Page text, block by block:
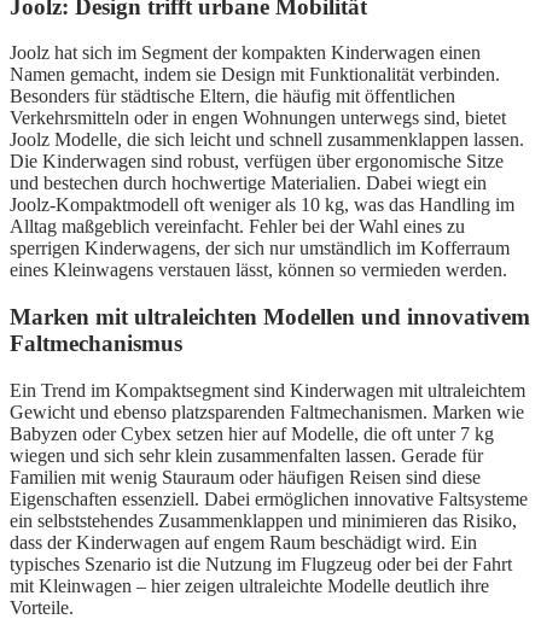
Joolz: Design trifft urbane Mobilität
Joolz hat sich im Segment der kompakten Kinderwagen einen
Namen gemacht, indem sie Design mit Funktionalität verbinden.
Besonders für städtische Eltern, die häufig mit öffentlichen
Verkehrsmitteln oder in engen Wohnungen unterwegs sind, bietet
Joolz Modelle, die sich leicht und schnell zusammenklappen lassen.
Die Kinderwagen sind robust, verfügen über ergonomische Sitze
und bestechen durch hochwertige Materialien. Dabei wiegt ein
Joolz-Kompaktmodell oft weniger als 10 kg, was das Handling im
Alltag maßgeblich vereinfacht. Fehler bei der Wahl eines zu
sperrigen Kinderwagens, der sich nur umständlich im Kofferraum
eines Kleinwagens verstauen lässt, können so vermieden werden.
Marken mit ultraleichten Modellen und innovativem
Faltmechanismus
Ein Trend im Kompaktsegment sind Kinderwagen mit ultraleichtem
Gewicht und ebenso platzsparenden Faltmechanismen. Marken wie
Babyzen oder Cybex setzen hier auf Modelle, die oft unter 7 kg
wiegen und sich sehr klein zusammenfalten lassen. Gerade für
Familien mit wenig Stauraum oder häufigen Reisen sind diese
Eigenschaften essenziell. Dabei ermöglichen innovative Faltsysteme
ein selbststehendes Zusammenklappen und minimieren das Risiko,
dass der Kinderwagen auf engem Raum beschädigt wird. Ein
typisches Szenario ist die Nutzung im Flugzeug oder bei der Fahrt
mit Kleinwagen – hier zeigen ultraleichte Modelle deutlich ihre
Vorteile.